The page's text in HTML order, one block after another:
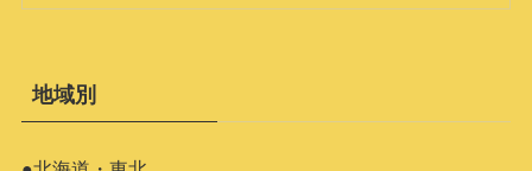
地域別